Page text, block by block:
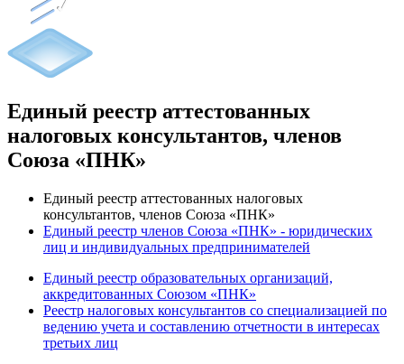
Единый реестр аттестованных
налоговых консультантов, членов
Союза «ПНК»
Единый реестр аттестованных налоговых
консультантов, членов Союза «ПНК»
Единый реестр членов Союза «ПНК» - юридических
лиц и индивидуальных предпринимателей
Единый реестр образовательных организаций,
аккредитованных Союзом «ПНК»
Реестр налоговых консультантов со специализацией по
ведению учета и составлению отчетности в интересах
третьих лиц